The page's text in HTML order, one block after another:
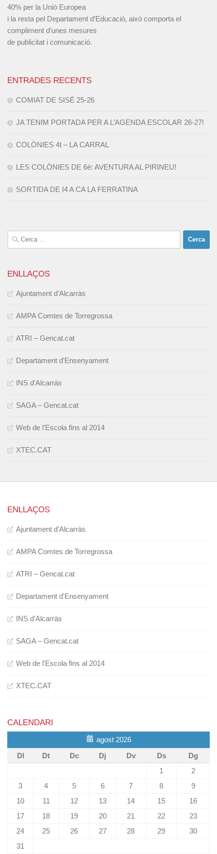
40% per la Unió Europea
i la resta pel Departament d’Educació, això comporta el
compliment d’unes mesures
de publicitat i comunicació.
ENTRADES RECENTS
COMIAT DE SISÈ 25-26
JA TENIM PORTADA PER A L’AGENDA ESCOLAR 26-27!
COLÒNIES 4t – LA CARRAL
LES COLÒNIES DE 6è: AVENTURA AL PIRINEU!
SORTIDA DE I4 A CA LA FERRATINA
Cerca:
ENLLAÇOS
Ajuntament d'Alcarràs
AMPA Comtes de Torregrossa
ATRI – Gencat.cat
Departament d'Ensenyament
INS d'Alcarràs
SAGA – Gencat.cat
Web de l'Escola fins al 2014
XTEC.CAT
ENLLAÇOS
Ajuntament d'Alcarràs
AMPA Comtes de Torregrossa
ATRI – Gencat.cat
Departament d'Ensenyament
INS d'Alcarràs
SAGA – Gencat.cat
Web de l'Escola fins al 2014
XTEC.CAT
CALENDARI
agost 2026
Dl
Dt Dc Dj Dv Ds
Dg
1
2
3
4 5 6 7 8
9
10
11 12 13 14 15
16
17
18 19 20 21 22
23
24
25 26 27 28 29
30
31